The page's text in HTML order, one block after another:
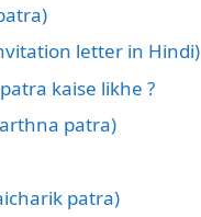
letter in Hindi)
kaise likhe ?
patra)
patra)